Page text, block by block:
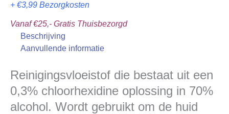
+ €3,99 Bezorgkosten
Vanaf €25,- Gratis Thuisbezorgd
Beschrijving
Aanvullende informatie
Reinigingsvloeistof die bestaat uit een
0,3% chloorhexidine oplossing in 70%
alcohol. Wordt gebruikt om de huid